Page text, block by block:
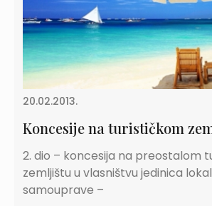
20.02.2013.
Koncesije na turističkom
2. dio – koncesija na preostalom
zemljištu u vlasništvu jedinica
samouprave –